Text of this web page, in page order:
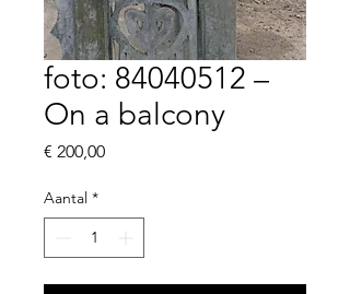
foto: 84040512 –
On a balcony
€ 200,00Prijs
Aantal *